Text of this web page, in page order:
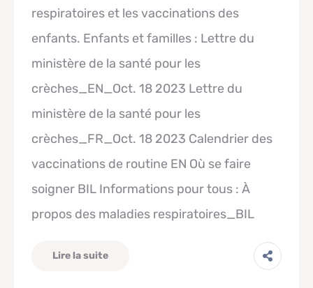
respiratoires et les vaccinations des
enfants. Enfants et familles : Lettre du
ministère de la santé pour les
crèches_EN_Oct. 18 2023 Lettre du
ministère de la santé pour les
crèches_FR_Oct. 18 2023 Calendrier des
vaccinations de routine EN Où se faire
soigner BIL Informations pour tous : À
propos des maladies respiratoires_BIL
Lire la suite